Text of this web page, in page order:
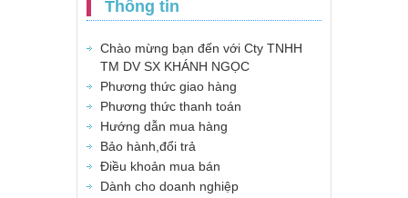
Thông tin
Chào mừng bạn đến với Cty TNHH
TM DV SX KHÁNH NGỌC
Phương thức giao hàng
Phương thức thanh toán
Hướng dẫn mua hàng
Bảo hành,đổi trả
Điều khoản mua bán
Dành cho doanh nghiệp